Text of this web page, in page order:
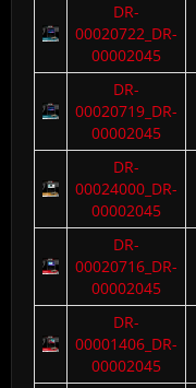
DR-
00020722_DR-
00002045
DR-
00020719_DR-
00002045
DR-
00024000_DR-
00002045
DR-
00020716_DR-
00002045
DR-
00001406_DR-
00002045